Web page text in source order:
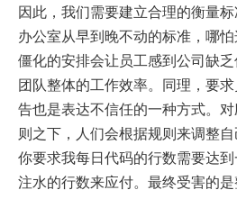
因此，我们需要建立合理的衡量
办公室从早到晚不动的标准，哪怕
僵化的安排会让员工感到公司缺
团队整体的工作效率。同理，要
告也是表达不信任的一种方式。
则之下，人们会根据规则来调整
你要求我每日代码的行数需要达
注水的行数来应付。最终受害的是